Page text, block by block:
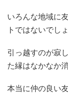
いろんな地域に
トではないでし
引っ越すのが寂
た縁はなかなか
本当に仲の良い